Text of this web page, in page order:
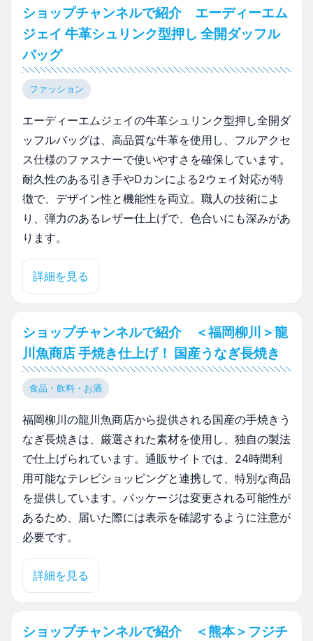
ショップチャンネルで紹介 エーディーエム
ジェイ 牛革シュリンク型押し 全開ダッフル
バッグ
ファッション
エーディーエムジェイの牛革シュリンク型押し全開ダ
ッフルバッグは、高品質な牛革を使用し、フルアクセ
ス仕様のファスナーで使いやすさを確保しています。
耐久性のある引き手やDカンによる2ウェイ対応が特
徴で、デザイン性と機能性を両立。職人の技術によ
り、弾力のあるレザー仕上げで、色合いにも深みがあ
ります。
詳細を見る
ショップチャンネルで紹介 ＜福岡柳川＞龍
川魚商店 手焼き仕上げ！ 国産うなぎ長焼き
食品・飲料・お酒
福岡柳川の龍川魚商店から提供される国産の手焼きう
なぎ長焼きは、厳選された素材を使用し、独自の製法
で仕上げられています。通販サイトでは、24時間利
用可能なテレビショッピングと連携して、特別な商品
を提供しています。パッケージは変更される可能性が
あるため、届いた際には表示を確認するように注意が
必要です。
詳細を見る
ショップチャンネルで紹介 ＜熊本＞フジチ